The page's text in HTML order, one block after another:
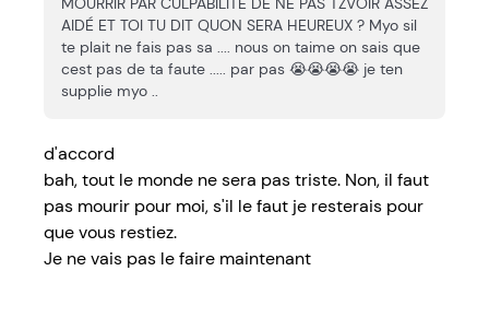
AIDÉ ET TOI TU DIT QUON SERA HEUREUX ? Myo sil
te plait ne fais pas sa .... nous on taime on sais que
cest pas de ta faute ..... par pas 😭😭😭😭 je ten
supplie myo ..
d'accord
bah, tout le monde ne sera pas triste. Non, il faut
pas mourir pour moi, s'il le faut je resterais pour
que vous restiez.
Je ne vais pas le faire maintenant